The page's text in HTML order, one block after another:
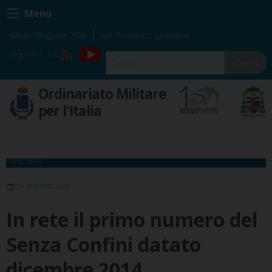
Skip
to
content
Menu
sabato 08 agosto 2026 San Domenico, sacerdote
RSS
YouTube
Ordinariato Militare
per l'Italia
ANNO 2014
24 FEBBRAIO 2020
In rete il primo numero del
Senza Confini datato